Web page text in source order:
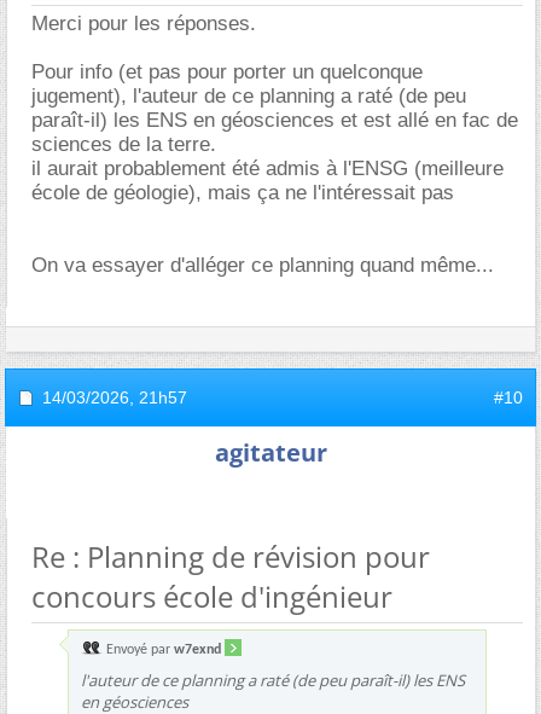
Merci pour les réponses.
Pour info (et pas pour porter un quelconque
jugement), l'auteur de ce planning a raté (de peu
paraît-il) les ENS en géosciences et est allé en fac de
sciences de la terre.
il aurait probablement été admis à l'ENSG (meilleure
école de géologie), mais ça ne l'intéressait pas
On va essayer d'alléger ce planning quand même...
14/03/2026, 21h57 #10
agitateur
Re : Planning de révision pour
concours école d'ingénieur
Envoyé par w7exnd
l'auteur de ce planning a raté (de peu paraît-il) les ENS
en géosciences